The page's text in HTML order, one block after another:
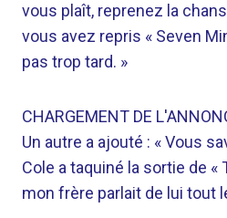
vous plaît, reprenez la
vous avez repris « Seven
pas trop tard. »
CHARGEMENT DE
Un autre a ajouté : « Vous
Cole a taquiné la sortie de «
mon frère parlait de lui tout